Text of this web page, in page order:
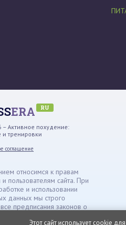
ERA RU
Активное похудение:
тренировки
соглашение
относимся к правам
и пользователям сайта. При
и использовании
данных мы строго
предписания законов о
Этот сайт использует cookie